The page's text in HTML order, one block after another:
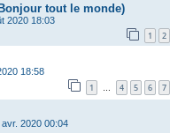
tout le monde)
2020 18:03
1 2
18:58
1 … 4 5 6 7
2020 00:04